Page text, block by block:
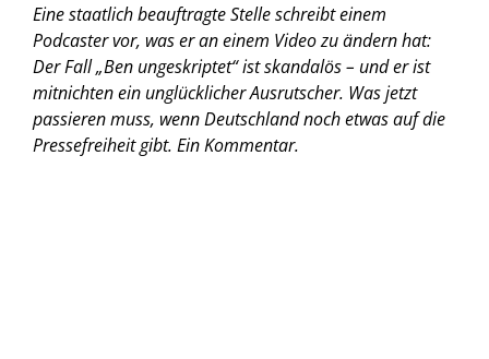
Eine staatlich beauftragte Stelle schreibt einem
Podcaster vor, was er an einem Video zu ändern hat:
Der Fall „Ben ungeskriptet“ ist skandalös – und er ist
mitnichten ein unglücklicher Ausrutscher. Was jetzt
passieren muss, wenn Deutschland noch etwas auf die
Pressefreiheit gibt. Ein Kommentar.